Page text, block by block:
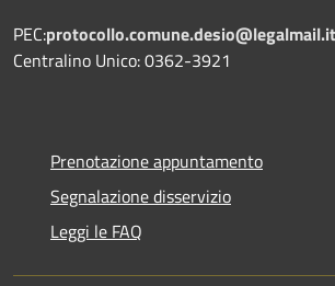
PEC:protocollo.comune.desio@legalmail.it
Centralino Unico: 0362-3921
Prenotazione appuntamento
Segnalazione disservizio
Leggi le FAQ